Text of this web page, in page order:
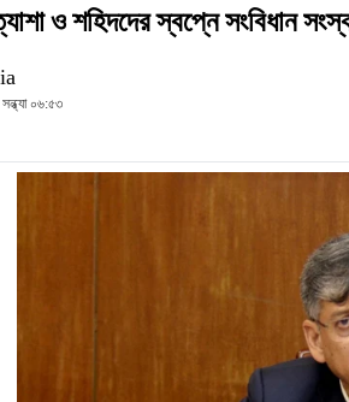
ও শহিদদের স্বপ্নে সংবিধান
০৬:৫৩